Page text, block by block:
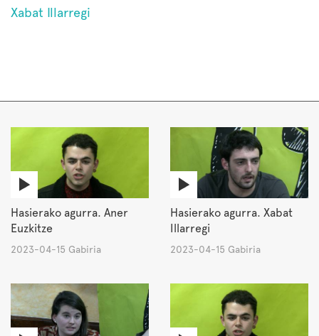
Xabat Illarregi
Hasierako agurra. Aner
Euzkitze
2023-04-15 Gabiria
Hasierako agurra. Xabat
Illarregi
2023-04-15 Gabiria